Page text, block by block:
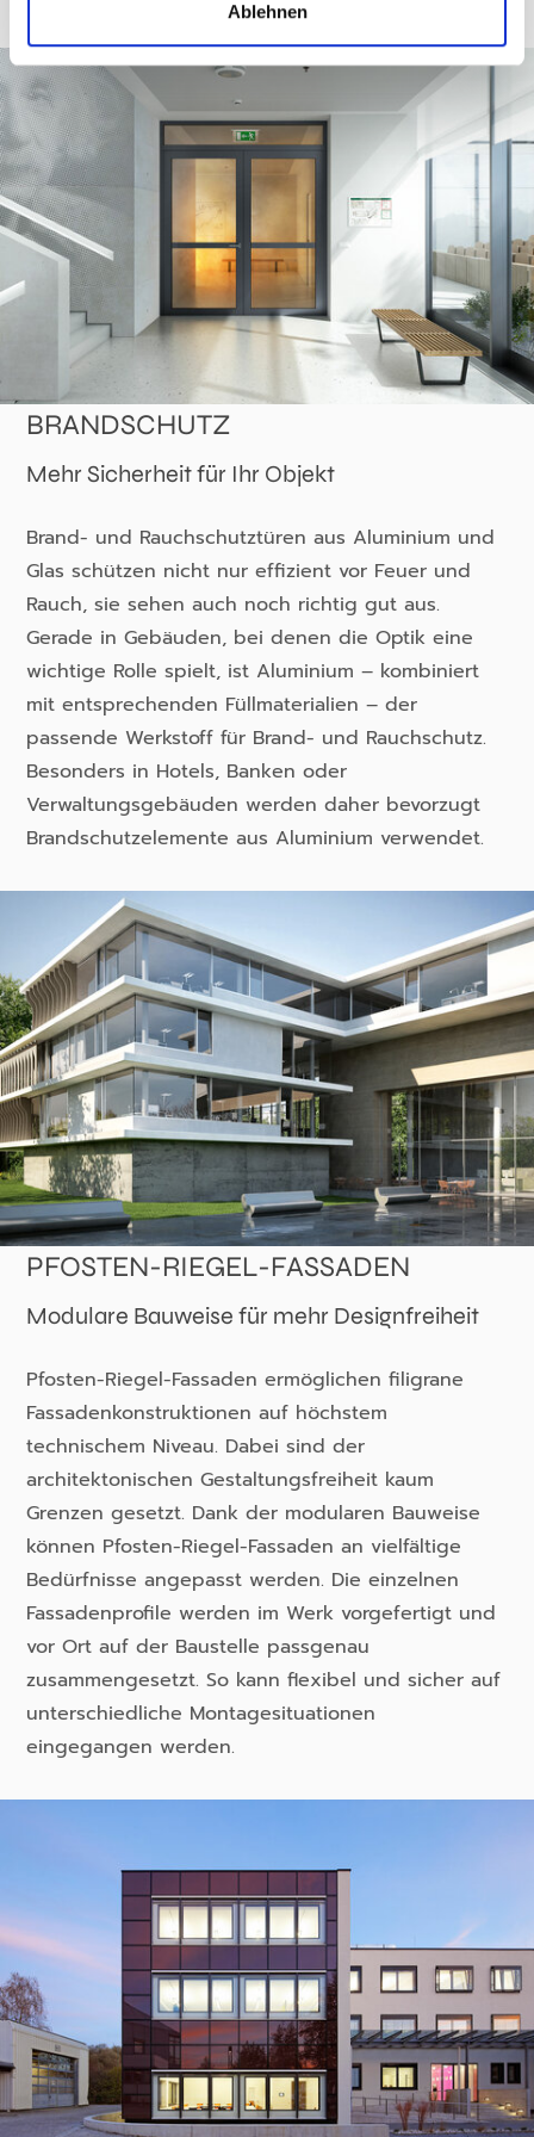
Ablehnen
BRANDSCHUTZ
Mehr Sicherheit für Ihr Objekt
Brand- und Rauchschutztüren aus Aluminium und
Glas schützen nicht nur effizient vor Feuer und
Rauch, sie sehen auch noch richtig gut aus.
Gerade in Gebäuden, bei denen die Optik eine
wichtige Rolle spielt, ist Aluminium – kombiniert
mit entsprechenden Füllmaterialien – der
passende Werkstoff für Brand- und Rauchschutz.
Besonders in Hotels, Banken oder
Verwaltungsgebäuden werden daher bevorzugt
Brandschutzelemente aus Aluminium verwendet.
PFOSTEN-RIEGEL-FASSADEN
Modulare Bauweise für mehr Designfreiheit
Pfosten-Riegel-Fassaden ermöglichen filigrane
Fassadenkonstruktionen auf höchstem
technischem Niveau. Dabei sind der
architektonischen Gestaltungsfreiheit kaum
Grenzen gesetzt. Dank der modularen Bauweise
können Pfosten-Riegel-Fassaden an vielfältige
Bedürfnisse angepasst werden. Die einzelnen
Fassadenprofile werden im Werk vorgefertigt und
vor Ort auf der Baustelle passgenau
zusammengesetzt. So kann flexibel und sicher auf
unterschiedliche Montagesituationen
eingegangen werden.